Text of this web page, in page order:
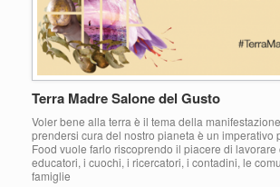
Terra Madre Salone del Gusto
Voler bene alla terra è il tema della
prendersi cura del nostro pianeta è un imperativo
Food vuole farlo riscoprendo il piacere di lavorare
educatori, i cuochi, i ricercatori, i contadini, le
famiglie